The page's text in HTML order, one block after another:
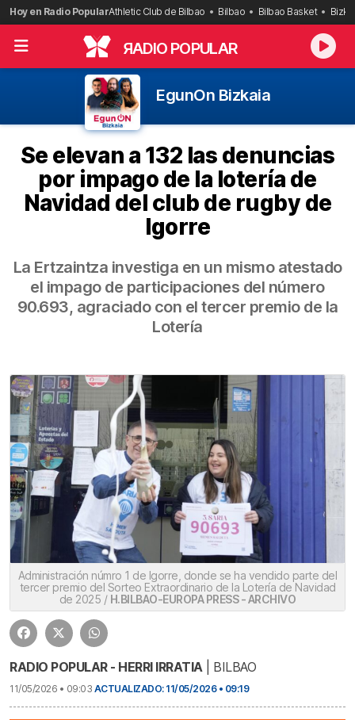
Saltar
al
contenido
Hoy en Radio PopularAthletic Club de Bilbao Bilbao Bilbao Basket
RADIO POPULAR
EgunOn Bizkaia
Se elevan a 132 las denuncias
por impago de la lotería de
Navidad del club de rugby de
Igorre
La Ertzaintza investiga en un mismo atestado
el impago de participaciones del número
90.693, agraciado con el tercer premio de la
Lotería
Administración númro 1 de Igorre, donde se ha vendido parte del
tercer premio del Sorteo Extraordinario de la Lotería de Navidad
de 2025 / H.BILBAO-EUROPA PRESS - ARCHIVO
RADIO POPULAR - HERRI IRRATIA| BILBAO
11/05/2026 • 09:03 ACTUALIZADO: 11/05/2026 • 09:19